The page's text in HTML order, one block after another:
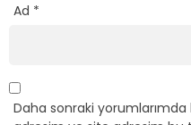
Ad *
Daha sonraki yorumlarımda